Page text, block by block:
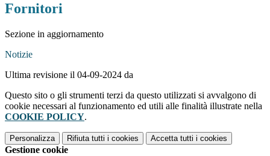
Fornitori
Sezione in aggiornamento
Notizie
Ultima revisione il 04-09-2024 da
Questo sito o gli strumenti terzi da questo utilizzati si avvalgono di
cookie necessari al funzionamento ed utili alle finalità illustrate nella
COOKIE POLICY.
Personalizza Rifiuta tutti i cookies Accetta tutti i cookies
Gestione cookie